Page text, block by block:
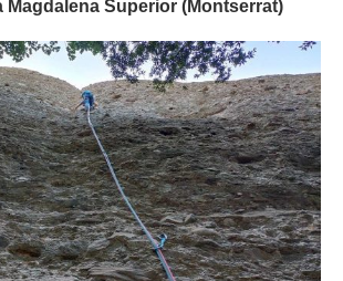
Magdalena Superior (Montserrat)